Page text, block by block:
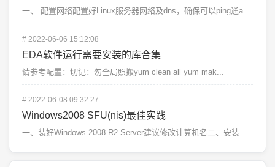
一、 配置网络配置好Linux服务器网络及dns，确保可以ping通ad服务器二、 设置hostna...
# 2022-06-06 15:12:08
EDA软件运行需要安装的库合集
请参考配置：切记：勿全局照搬yum clean all yum mak...
# 2022-06-08 09:32:27
Windows2008 SFU(nis)最佳实践
一、装好Windows 2008 R2 Server建议修改计算机名二、安装域控执行命令：dcpro...